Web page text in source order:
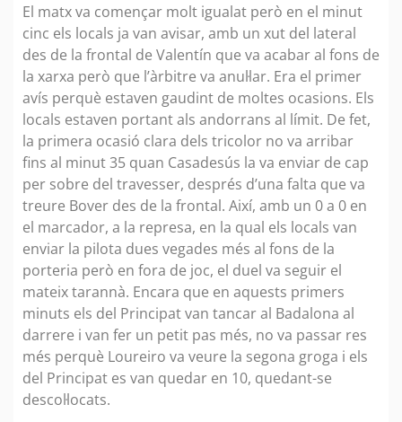
El matx va començar molt igualat però en el minut
cinc els locals ja van avisar, amb un xut del lateral
des de la frontal de Valentín que va acabar al fons de
la xarxa però que l’àrbitre va anul·lar. Era el primer
avís perquè estaven gaudint de moltes ocasions. Els
locals estaven portant als andorrans al límit. De fet,
la primera ocasió clara dels tricolor no va arribar
fins al minut 35 quan Casadesús la va enviar de cap
per sobre del travesser, després d’una falta que va
treure Bover des de la frontal. Així, amb un 0 a 0 en
el marcador, a la represa, en la qual els locals van
enviar la pilota dues vegades més al fons de la
porteria però en fora de joc, el duel va seguir el
mateix tarannà. Encara que en aquests primers
minuts els del Principat van tancar al Badalona al
darrere i van fer un petit pas més, no va passar res
més perquè Loureiro va veure la segona groga i els
del Principat es van quedar en 10, quedant-se
descol·locats.